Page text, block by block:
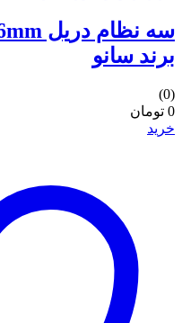
برند سانو
(0)
0 تومان
خرید